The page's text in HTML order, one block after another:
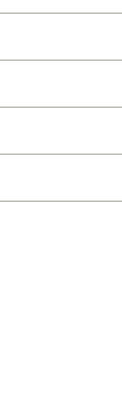
lub czyścić na